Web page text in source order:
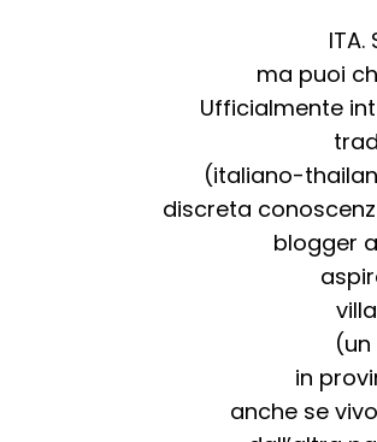
ITA.
ma puoi
Ufficialmente
(italiano-
discreta
blogger
in
anche se